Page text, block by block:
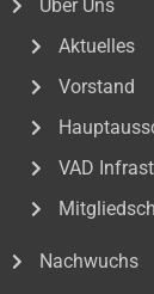
Über Uns
Aktuelles
Vorstand
VAD
Nachwuchs